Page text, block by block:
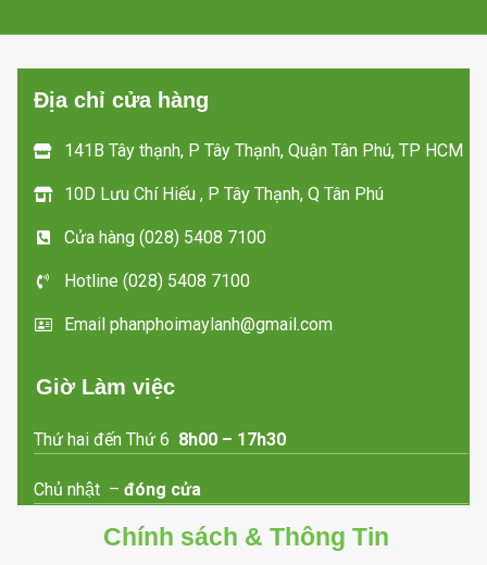
Địa chỉ cửa hàng
141B Tây thạnh, P Tây Thạnh, Quận Tân Phú, TP HCM
10D Lưu Chí Hiếu , P Tây Thạnh, Q Tân Phú
Cửa hàng (028) 5408 7100
Hotline (028) 5408 7100
Email phanphoimaylanh@gmail.com
Giờ Làm việc
Thứ hai đến Thứ 6 8h00 – 17h30
Chủ nhật –đóng cửa
Chính sách & Thông Tin